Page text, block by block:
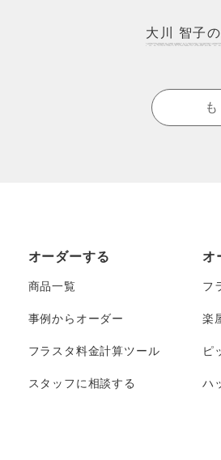
大川 智子
オーダーする
商品一覧
事例からオーダー
フラスタ料金計算ツール
スタッフに相談する
オ
フ
楽
ピ
ハ